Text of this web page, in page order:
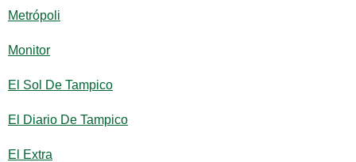
Metrópoli
Monitor
El Sol De Tampico
El Diario De Tampico
El Extra